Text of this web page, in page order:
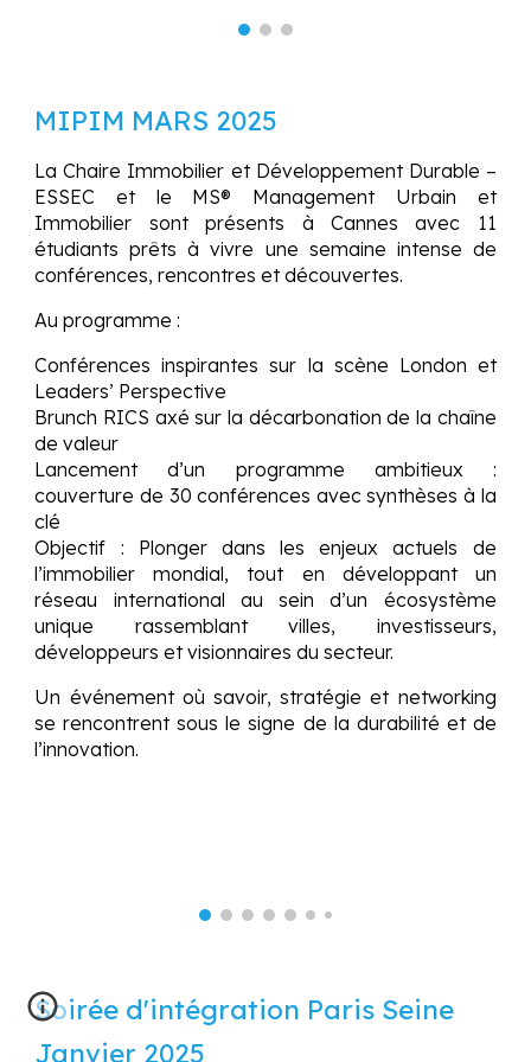
MIPIM MARS 2025
La Chaire Immobilier et Développement Durable –
ESSEC et le MS® Management Urbain et
Immobilier sont présents à Cannes avec 11
étudiants prêts à vivre une semaine intense de
conférences, rencontres et découvertes.
Au programme :
Conférences inspirantes sur la scène London et
Leaders’ Perspective
Brunch RICS axé sur la décarbonation de la chaîne
de valeur
Lancement d’un programme ambitieux :
couverture de 30 conférences avec synthèses à la
clé
Objectif : Plonger dans les enjeux actuels de
l’immobilier mondial, tout en développant un
réseau international au sein d’un écosystème
unique rassemblant villes, investisseurs,
développeurs et visionnaires du secteur.
Un événement où savoir, stratégie et networking
se rencontrent sous le signe de la durabilité et de
l’innovation.
Soirée d'intégration Paris Seine
Janvier 2025